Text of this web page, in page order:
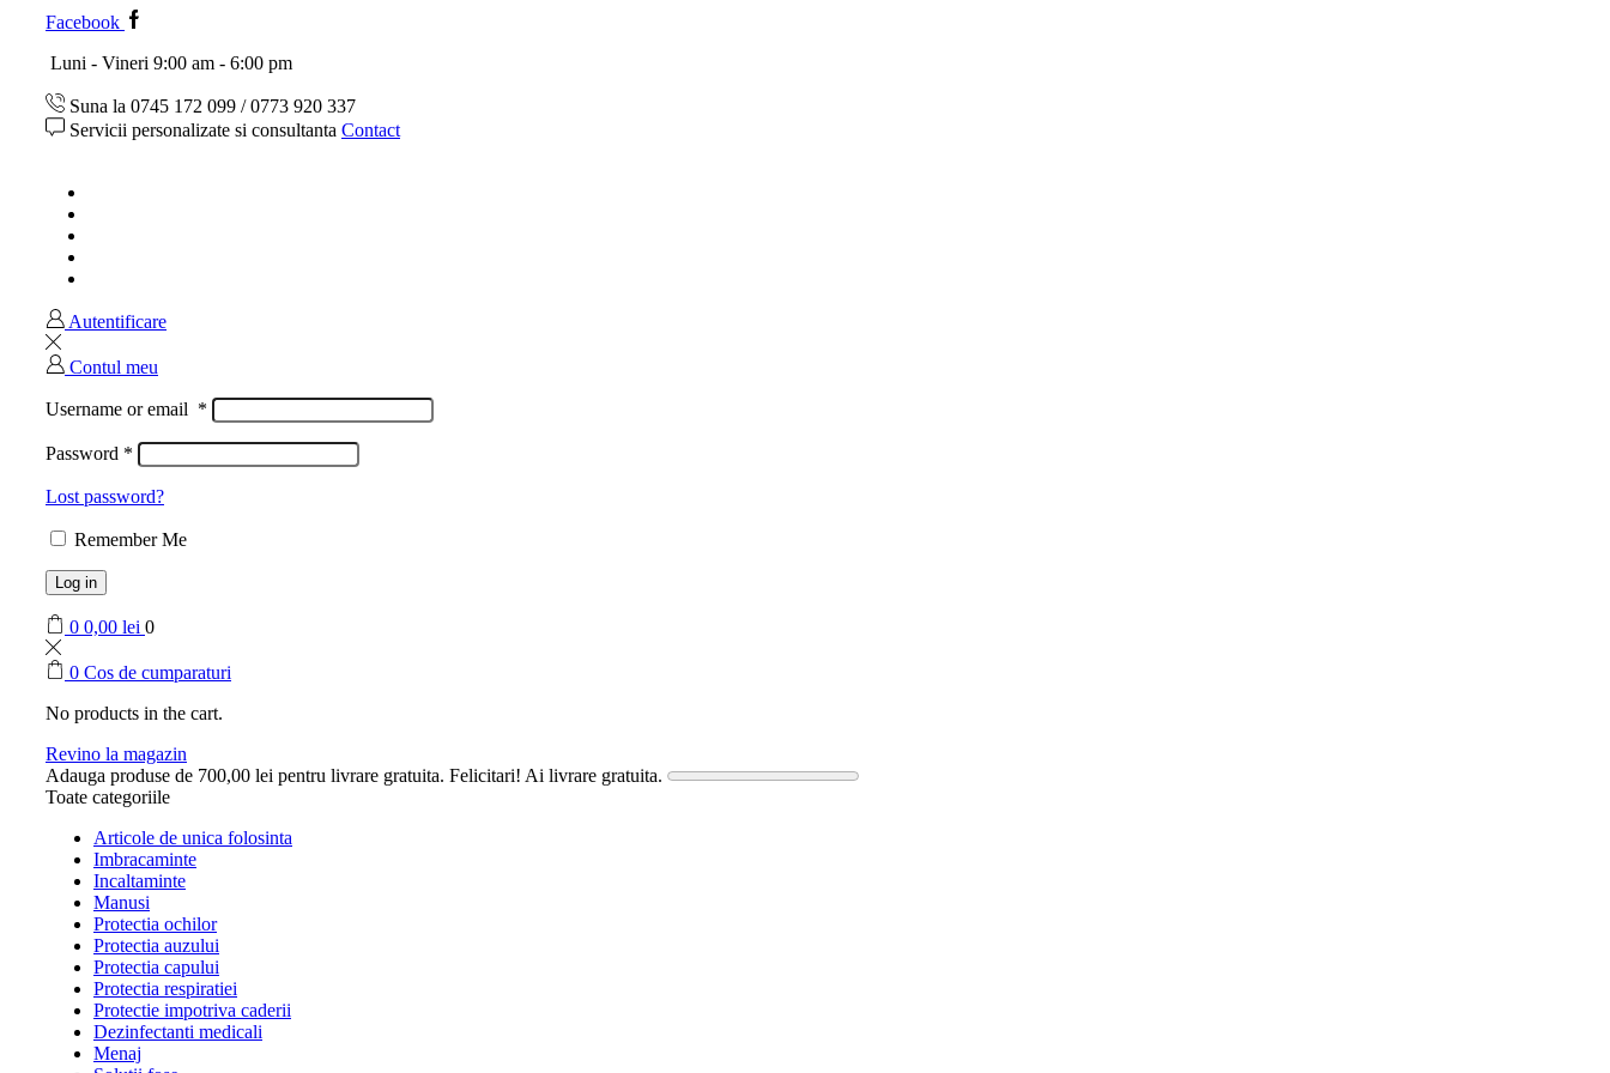
Facebook
Luni - Vineri 9:00 am - 6:00 pm
Suna la 0745 172 099 / 0773 920 337
Servicii personalizate si consultanta Contact
Autentificare
Contul meu
Username or email *
Password *
Lost password?
Remember Me
Log in
0 0,00 lei 0
0 Cos de cumparaturi
No products in the cart.
Revino la magazin
Adauga produse de 700,00 lei pentru livrare gratuita. Felicitari! Ai livrare gratuita.
Toate categoriile
Articole de unica folosinta
Imbracaminte
Incaltaminte
Manusi
Protectia ochilor
Protectia auzului
Protectia capului
Protectia respiratiei
Protectie impotriva caderii
Dezinfectanti medicali
Menaj